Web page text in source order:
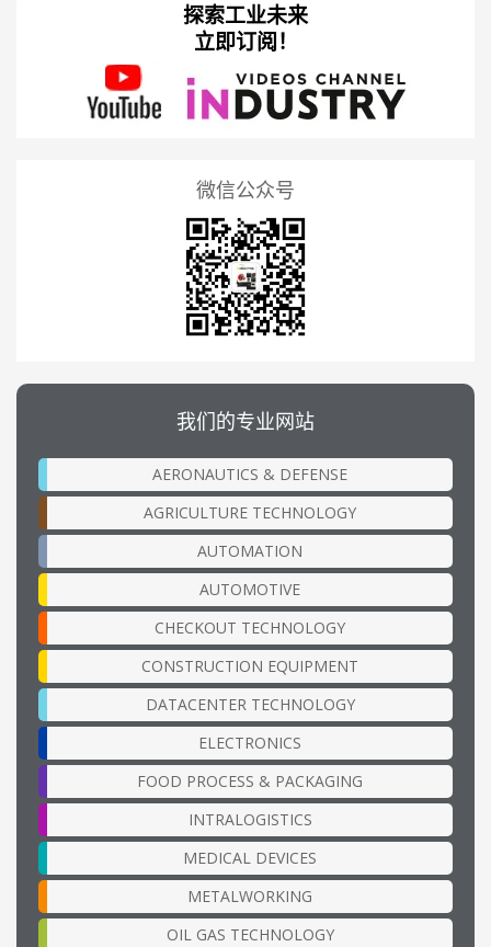
探索工业未来
立即订阅！
微信公众号
我们的专业网站
AERONAUTICS & DEFENSE
AGRICULTURE TECHNOLOGY
AUTOMATION
AUTOMOTIVE
CHECKOUT TECHNOLOGY
CONSTRUCTION EQUIPMENT
DATACENTER TECHNOLOGY
ELECTRONICS
FOOD PROCESS & PACKAGING
INTRALOGISTICS
MEDICAL DEVICES
METALWORKING
OIL GAS TECHNOLOGY